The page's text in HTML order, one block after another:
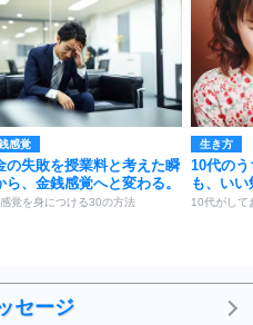
感覚
の失敗を授業料と考えた瞬
ら、金銭感覚へと変わる。
覚を身につける30の方法
生き方
10代の
も、いい
10代がして
セージ